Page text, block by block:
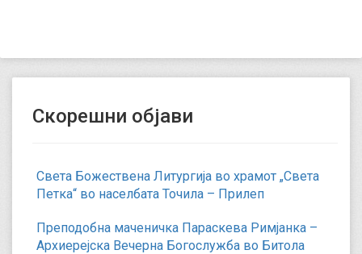
Скорешни објави
Света Божествена Литургија во храмот „Света
Петка“ во населбата Точила – Прилеп
Преподобна маченичка Параскева Римјанка –
Архиерејска Вечерна Богослужба во Битола